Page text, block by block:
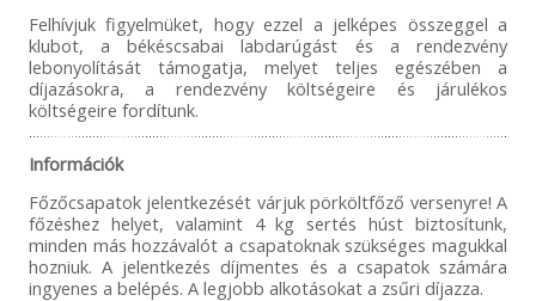
Felhívjuk figyelmüket, hogy ezzel a jelképes összeggel a
klubot, a békéscsabai labdarúgást és a rendezvény
lebonyolítását támogatja, melyet teljes egészében a
díjazásokra, a rendezvény költségeire és járulékos
költségeire fordítunk.
Információk
Főzőcsapatok jelentkezését várjuk pörköltfőző versenyre! A
főzéshez helyet, valamint 4 kg sertés húst biztosítunk,
minden más hozzávalót a csapatoknak szükséges magukkal
hozniuk. A jelentkezés díjmentes és a csapatok számára
ingyenes a belépés. A legjobb alkotásokat a zsűri díjazza.